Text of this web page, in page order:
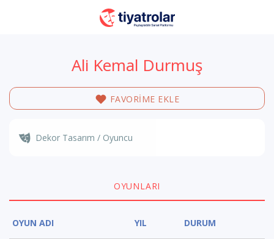
Ali Kemal Durmuş
FAVORİME EKLE
Dekor Tasarım / Oyuncu
OYUNLARI
OYUN ADI YIL DURUM